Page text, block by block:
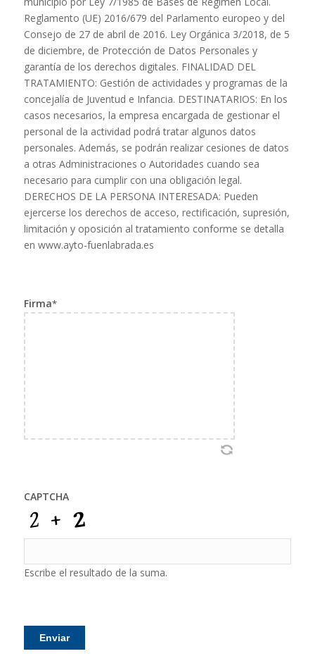
Reglamento (UE) 2016/679 del Parlamento europeo y del
Consejo de 27 de abril de 2016. Ley Orgánica 3/2018, de 5
de diciembre, de Protección de Datos Personales y
garantía de los derechos digitales. FINALIDAD DEL
TRATAMIENTO: Gestión de actividades y programas de la
concejalía de Juventud e Infancia. DESTINATARIOS: En los
casos necesarios, la empresa encargada de gestionar el
personal de la actividad podrá tratar algunos datos
personales. Además, se podrán realizar cesiones de datos
a otras Administraciones o Autoridades cuando sea
necesario para cumplir con una obligación legal.
DERECHOS DE LA PERSONA INTERESADA: Pueden
ejercerse los derechos de acceso, rectificación, supresión,
limitación y oposición al tratamiento conforme se detalla
en www.ayto-fuenlabrada.es
Firma*
CAPTCHA
Escribe el resultado de la suma.